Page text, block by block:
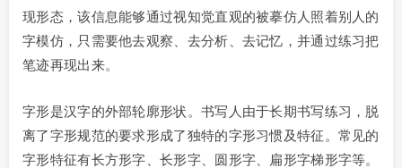
现形态，该信息能够通过视知觉直观的被摹仿人照着别人的
字模仿，只需要他去观察、去分析、去记忆，并通过练习把
笔迹再现出来。
字形是汉字的外部轮廓形状。书写人由于长期书写练习，脱
离了字形规范的要求形成了独特的字形习惯及特征。常见的
字形特征有长方形字、长形字、圆形字、扁形字梯形字等。